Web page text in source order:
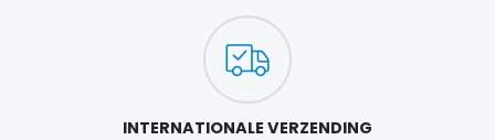
INTERNATIONALE VERZENDING